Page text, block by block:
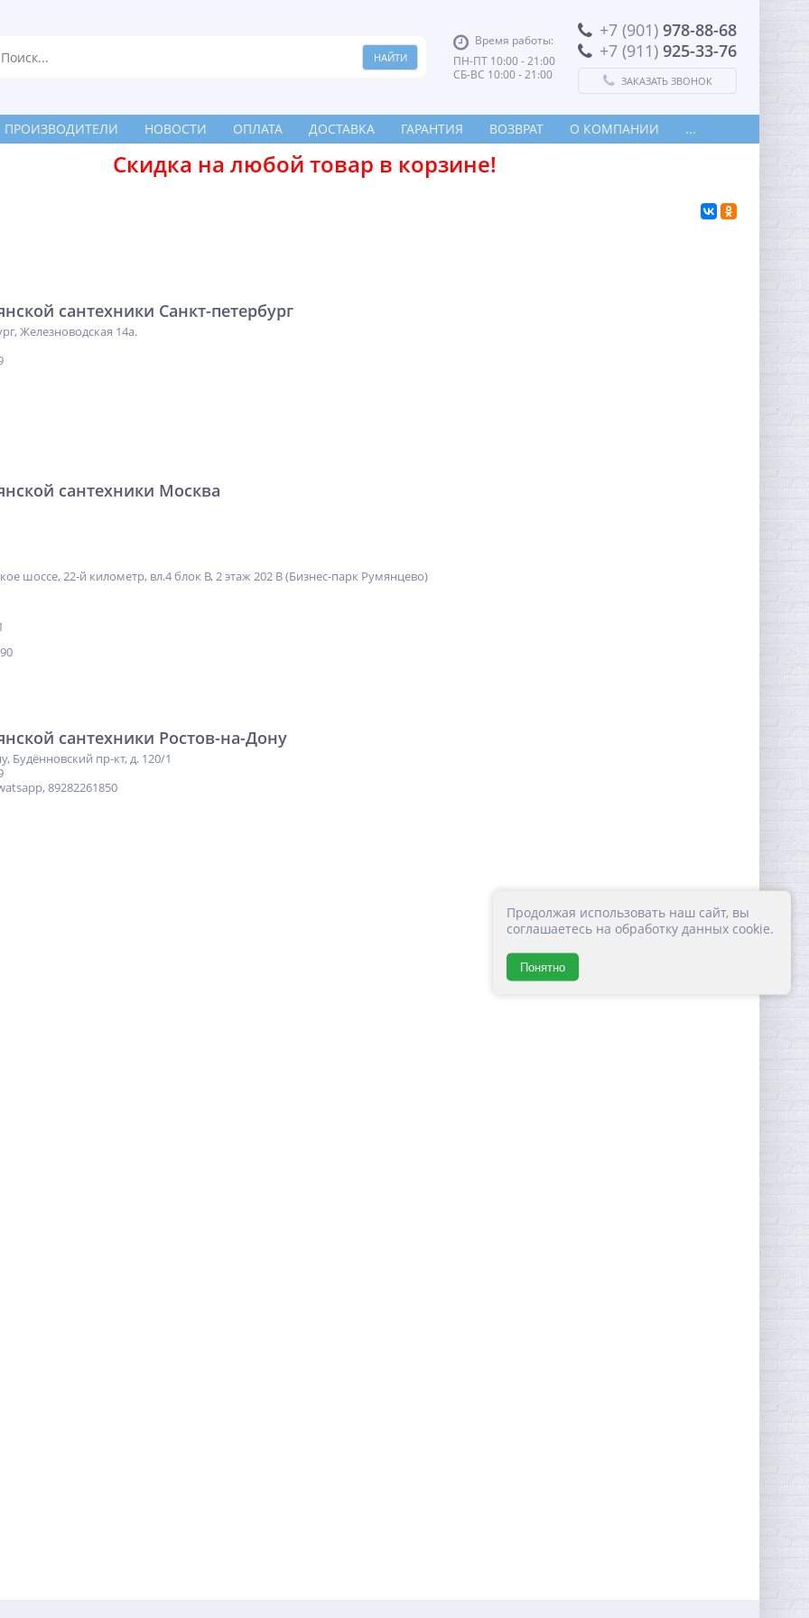
Время работы:
ПН-ПТ 10:00 - 21:00
СБ-ВС 10:00 - 21:00
+7 (901) 978-88-68
+7 (911) 925-33-76
ЗАКАЗАТЬ ЗВОНОК
ПРОИЗВОДИТЕЛИ НОВОСТИ ОПЛАТА ДОСТАВКА ГАРАНТИЯ ВОЗВРАТ О КОМПАНИИ ...
Скидка на любой товар в корзине!
сантехники Санкт-петербург
Железноводская 14а.
сантехники Москва
шоссе, 22-й километр, вл.4 блок В, 2 этаж 202 В (Бизнес-парк Румянцево)
сантехники Ростов-на-Дону
Будённовский пр-кт, д. 120/1
89282261850
Продолжая использовать наш сайт, вы
соглашаетесь на обработку данных cookie.
Понятно